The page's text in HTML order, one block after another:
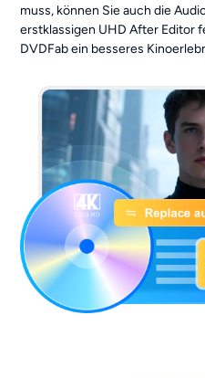
muss, können Sie auch die
erstklassigen UHD After Editor
DVDFab ein besseres